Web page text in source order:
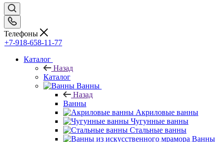
Телефоны
+7-918-658-11-77
Каталог
Назад
Каталог
Ванны
Назад
Ванны
Акриловые ванны
Чугунные ванны
Стальные ванны
Ванны